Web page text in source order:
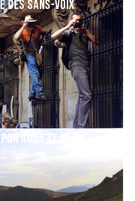
des sans-voix
agua se va